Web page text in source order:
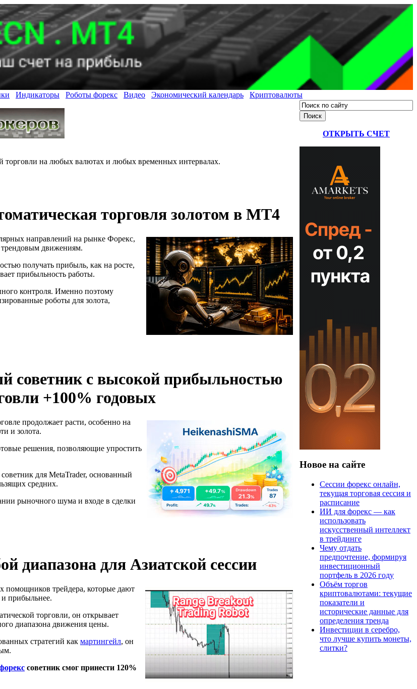
Индикаторы Роботы форекс Видео Экономический календарь Криптовалюты
на любых валютах и любых временных интервалах.
торговля золотом в МТ4
направлений на рынке Форекс,
трендовым движениям.
получать прибыль, как на росте,
прибыльность работы.
контроля. Именно поэтому
роботы для золота,
советник с высокой прибыльностью
+100% годовых
продолжает расти, особенно на
и золота.
решения, позволяющие упростить
для MetaTrader, основанный
средних.
рыночного шума и входе в сделки
диапазона для Азиатской сессии
помощников трейдера, которые дают
прибыльнее.
торговли, он открывает
диапазона движения цены.
стратегий как мартингейл, он
советник смог принести 120%
ОТКРЫТЬ СЧЕТ
Новое на сайте
Сессии форекс онлайн,
текущая торговая сессия и
расписание
ИИ для форекс — как
использовать
искусственный интеллект
в трейдинге
Чему отдать
предпочтение, формируя
инвестиционный
портфель в 2026 году
Объём торгов
криптовалютами: текущие
показатели и
исторические данные для
определения тренда
Инвестиции в серебро,
что лучше купить монеты,
слитки?